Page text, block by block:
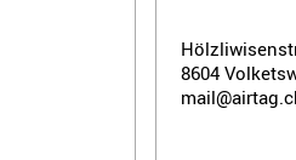
8604